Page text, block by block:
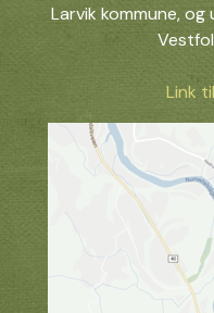
Larvik kommune,
Link